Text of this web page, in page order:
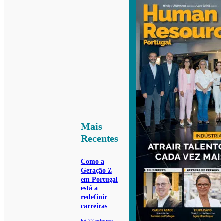
Mais
Recentes
Como a
Geração Z
em Portugal
está a
redefinir
carreiras